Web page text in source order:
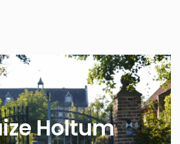
Holtum